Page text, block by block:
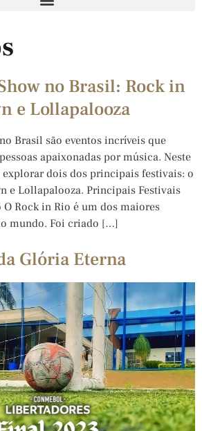
no Brasil: Rock in
e Lollapalooza
Brasil são eventos incríveis que
apaixonadas por música. Neste
explorar dois dos principais festivais: o
e Lollapalooza. Principais Festivais
Rock in Rio é um dos maiores
mundo. Foi criado […]
Glória Eterna